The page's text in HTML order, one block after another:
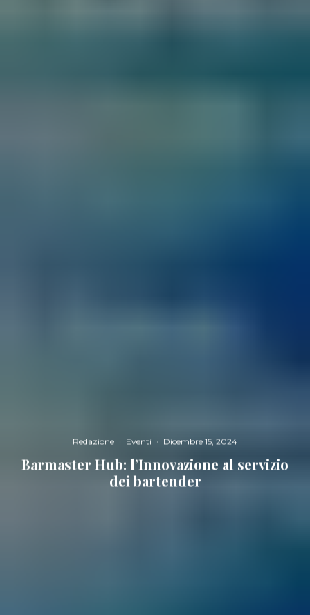
Redazione · Eventi · Dicembre 15, 2024
Barmaster Hub: l’Innovazione al servizio
dei bartender